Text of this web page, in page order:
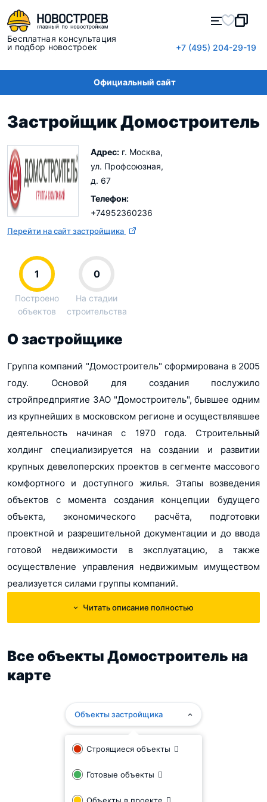
Бесплатная консультация
и подбор новостроек
+7 (495) 204-29-19
Официальный сайт
Застройщик Домостроитель
Адрес: г. Москва,
ул. Профсоюзная,
д. 67
Телефон:
+74952360236
Перейти на сайт застройщика
1
Построено
объектов
0
На стадии
строительства
О застройщике
Группа компаний "Домостроитель" сформирована в 2005
году. Основой для создания послужило
стройпредприятие ЗАО "Домостроитель", бывшее одним
из крупнейших в московском регионе и осуществлявшее
деятельность начиная с 1970 года. Строительный
холдинг специализируется на создании и развитии
крупных девелоперских проектов в сегменте массового
комфортного и доступного жилья. Этапы возведения
объектов с момента создания концепции будущего
объекта, экономического расчёта, подготовки
проектной и разрешительной документации и до ввода
готовой недвижимости в эксплуатацию, а также
осуществление управления недвижимым имуществом
реализуется силами группы компаний.
В состав ГК "Домостроитель" входят 3
Московской области. Они расположены в городах
Электросталь, Орехово-Зуево и Щёлково, а вместе эти
предприятия производят до 43% от всей подобной
структуре девелопера находится строительно-
занимается выполнением всего перечня инженерных и
технологий, развитием которой занимается холдинг,
является сборно-монолитное каркасное домостроение.
Читать описание полностью
Все объекты Домостроитель на
карте
Объекты застройщика
Строящиеся объекты
Готовые объекты